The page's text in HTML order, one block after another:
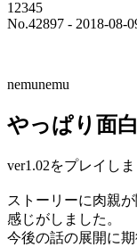
12345
No.42897 - 2018-08-
nemunemu
やっぱり面
ver1.02をプレイしま
ストーリーに肉親
感じがしました。
今後の話の展開に期